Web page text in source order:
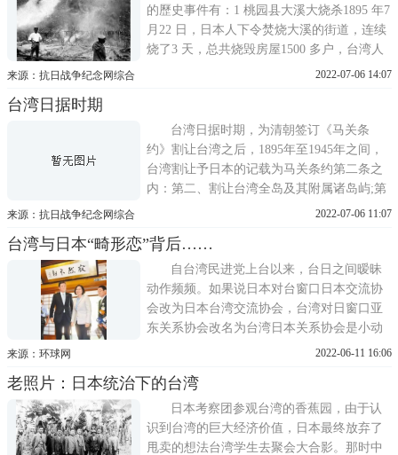
地直到1627年(明天启
的歷史事件有：1 桃园县大溪大烧杀1895 年7
月22 日，日本人下令焚烧大溪的街道，连续
烧了3 天，总共烧毁房屋1500 多户，台湾人
死伤260 人。————《杉浦和作『明治二
史』，许佩贤译『攻台战纪──日清战史、台
湾
来源：抗日战争纪念网综合 2022-07-06 14:07
台湾日据时期
台湾日据时期，为清朝签订《马关条
约》割让台湾之后，1895年至1945年之间，
台湾割让予日本的记载为马关条约第二条之
内：第二、割让台湾全岛及其附属诸岛屿;第
三、割让澎湖列岛，即英国格林威治东经一
至二十四度间的各岛屿。另外，第五条亦有
如下之文字：日清两国政府于本约批准交换
后，立即各自派遣一名以上之
来源：抗日战争纪念网综合 2022-07-06 11:07
台湾与日本“畸形恋”背后……
自台湾民进党上台以来，台日之间暧昧
动作频频。如果说日本对台窗口日本交流协
会改为日本台湾交流协会，台湾对日窗口亚
东关系协会改名为台湾日本关系协会是小动
作，日本总务副大臣赤间二郎打破45年禁忌
越热，这是因为台当局媚日，还是缘于东京
对台湾的战略算计?从民间到官方，台湾和日
本究竟如何看对方?环环(驻
来源：环球网 2022-06-11 16:06
老照片：日本统治下的台湾
日本考察团参观台湾的香蕉园，由于认
识到台湾的巨大经济价值，日本最终放弃了
甩卖的想法台湾学生去聚会大合影。那时中